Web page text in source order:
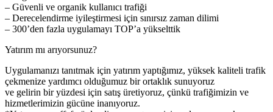
– Güvenli ve organik kullanıcı trafiği
– Derecelendirme iyileştirmesi için sınırsız zaman dilimi
– 300’den fazla uygulamayı TOP’a yükselttik
Yatırım mı arıyorsunuz?
Uygulamanızı tanıtmak için yatırım yaptığımız, yüksek kaliteli trafik
çekmenize yardımcı olduğumuz bir ortaklık sunuyoruz
ve gelirin bir yüzdesi için satış üretiyoruz, çünkü trafiğimizin ve
hizmetlerimizin gücüne inanıyoruz.